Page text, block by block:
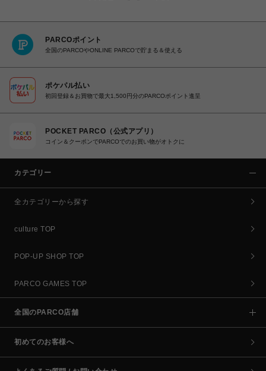
PARCOポイント
全国のPARCOやONLINE PARCOで貯まる＆使える
ポケパル払い
初回登録＆お買物で最大1,500円分のPARCOポイント進呈
POCKET PARCO（公式アプリ）
コイン＆クーポンでPARCOでのお買い物がオトクに
カテゴリー
全カテゴリーから探す
culture TOP
POP-UP SHOP TOP
PARCO GAMES TOP
全国のPARCO店舗
初めてのお客様へ